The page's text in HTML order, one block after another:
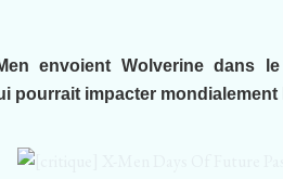
envoient Wolverine dans
pourrait impacter